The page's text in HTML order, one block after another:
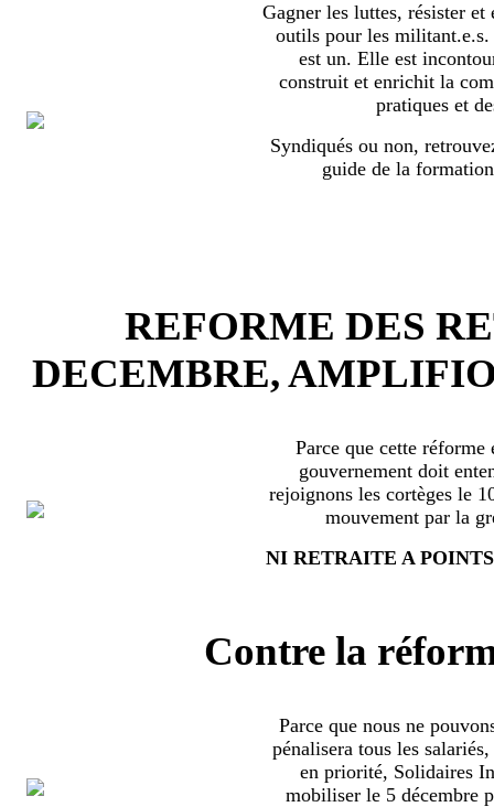
Gagner les luttes, résister et
outils pour les
est un. Elle est
construit et enrichit la
pratiques et
Syndiqués ou non,
guide de la
REFORME DES
DECEMBRE,
Parce que cette
gouvernement doit
rejoignons les cortèges le
mouvement par la
NI RETRAITE A
Contre la
Parce que nous ne
pénalisera tous les
en priorité, Solidaires
mobiliser le 5 décembre